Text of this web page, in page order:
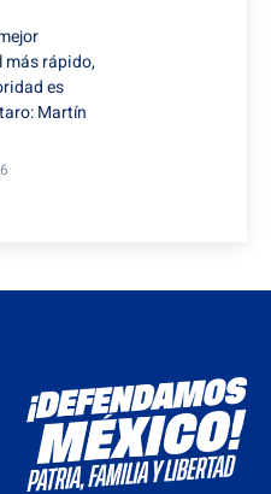
más rápido,
es
Martín